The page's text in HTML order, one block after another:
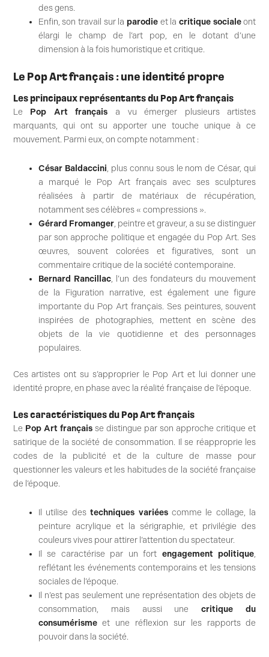
des gens.
Enfin, son travail sur la parodie et lacritique socialeont
élargi le champ de l’art pop, en le dotant d’une
dimension à la fois humoristique et critique.
Le Pop Art français : une identité propre
Les principaux représentants du Pop Art français
Le Pop Art français a vu émerger plusieurs artistes
marquants, qui ont su apporter une touche unique à ce
mouvement. Parmi eux, on compte notamment :
César Baldaccini, plus connu sous le nom de César, qui
a marqué le Pop Art français avec ses sculptures
réalisées à partir de matériaux de récupération,
notamment ses célèbres « compressions ».
Gérard Fromanger, peintre et graveur, a su se distinguer
par son approche politique et engagée du Pop Art. Ses
œuvres, souvent colorées et figuratives, sont un
commentaire critique de la société contemporaine.
Bernard Rancillac, l’un des fondateurs du mouvement
de la Figuration narrative, est également une figure
importante du Pop Art français. Ses peintures, souvent
inspirées de photographies, mettent en scène des
objets de la vie quotidienne et des personnages
populaires.
Ces artistes ont su s’approprier le Pop Art et lui donner une
identité propre, en phase avec la réalité française de l’époque.
Les caractéristiques du Pop Art français
Le Pop Art françaisse distingue par son approche critique et
satirique de la société de consommation. Il se réapproprie les
codes de la publicité et de la culture de masse pour
questionner les valeurs et les habitudes de la société française
de l’époque.
Il utilise destechniques variéescomme le collage, la
peinture acrylique et la sérigraphie, et privilégie des
couleurs vives pour attirer l’attention du spectateur.
Il se caractérise par un fort engagement politique,
reflétant les événements contemporains et les tensions
sociales de l’époque.
Il n’est pas seulement une représentation des objets de
consommation, mais aussi unecritique du
consumérismeet une réflexion sur les rapports de
pouvoir dans la société.